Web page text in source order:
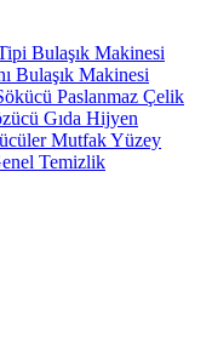
Bulaşık Makinesi
Bulaşık Makinesi
Paslanmaz Çelik
Gıda Hijyen
Mutfak Yüzey
Temizlik